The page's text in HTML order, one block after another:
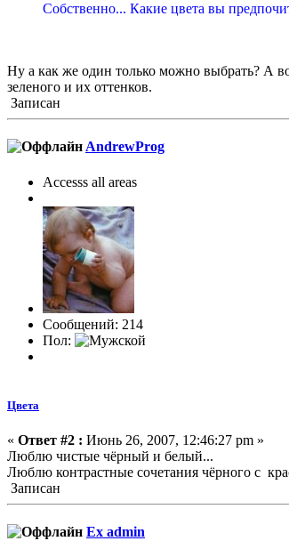
Собственно... Какие цвета вы
Ну а как же один только можно выбрать? А
зеленого и их оттенков.
Записан
AndrewProg
Accesss all areas
Сообщений: 214
Пол:
Цвета
« Ответ #2 : Июнь 26, 2007, 12:46:27 pm »
Люблю чистые чёрный и белый...
Люблю контрастные сочетания чёрного с
Записан
Ex admin